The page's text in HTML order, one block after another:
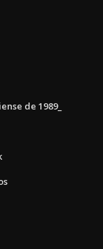
de 1989_